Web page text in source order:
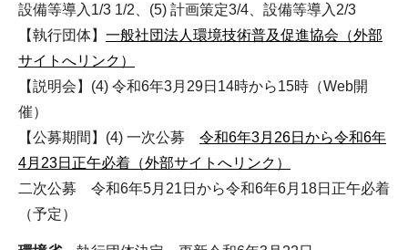
設備等導入1/3 1/2、(5) 計画策定3/4、設備等導入2/3
【執行団体】 一般社団法人環境技術普及促進協会（外部
サイトへリンク）
【説明会】(4) 令和6年3月29日14時から15時（Web開
催）
【公募期間】(4) 一次公募 令和6年3月26日から令和6年
4月23日正午必着（外部サイトへリンク）
二次公募 令和6年5月21日から令和6年6月18日正午必着
（予定）